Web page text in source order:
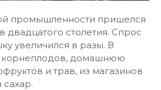
промышленности пришелся
двадцатого столетия. Спрос
увеличился в разы. В
корнеплодов, домашнюю
и трав, из магазинов
сахар.